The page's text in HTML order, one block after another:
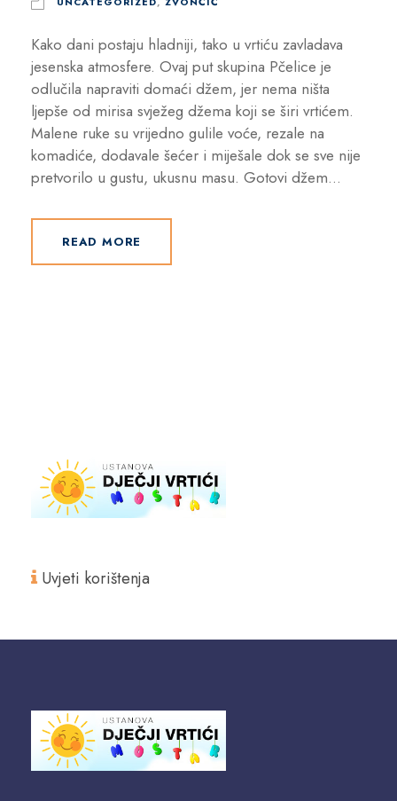
Kako dani postaju hladniji, tako u vrtiću zavladava
jesenska atmosfere. Ovaj put skupina Pčelice je
odlučila napraviti domaći džem, jer nema ništa
ljepše od mirisa svježeg džema koji se širi vrtićem.
Malene ruke su vrijedno gulile voće, rezale na
komadiće, dodavale šećer i miješale dok se sve nije
pretvorilo u gustu, ukusnu masu. Gotovi džem...
READ MORE
Uvjeti korištenja